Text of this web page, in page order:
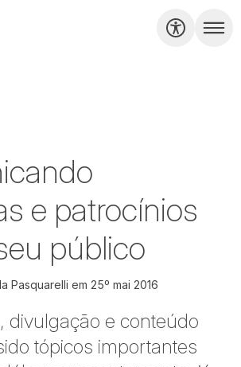
e patrocínios
público
Pasquarelli em 25º mai 2016
divulgação e conteúdo
tópicos importantes